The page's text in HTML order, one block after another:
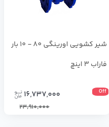
شير كشويي اورينگي 80 - 10 بار
فاراب 3 اینچ
Off
16,737,000
23,910,000